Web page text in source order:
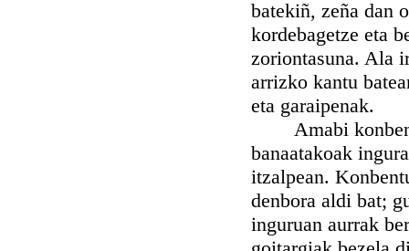
batekiñ, zeña dan
kordebagetze eta
zoriontasuna. Ala
arrizko kantu
eta garaipenak.
Amabi konbentu
banaatakoak
itzalpean.
denbora aldi bat;
inguruan aurrak